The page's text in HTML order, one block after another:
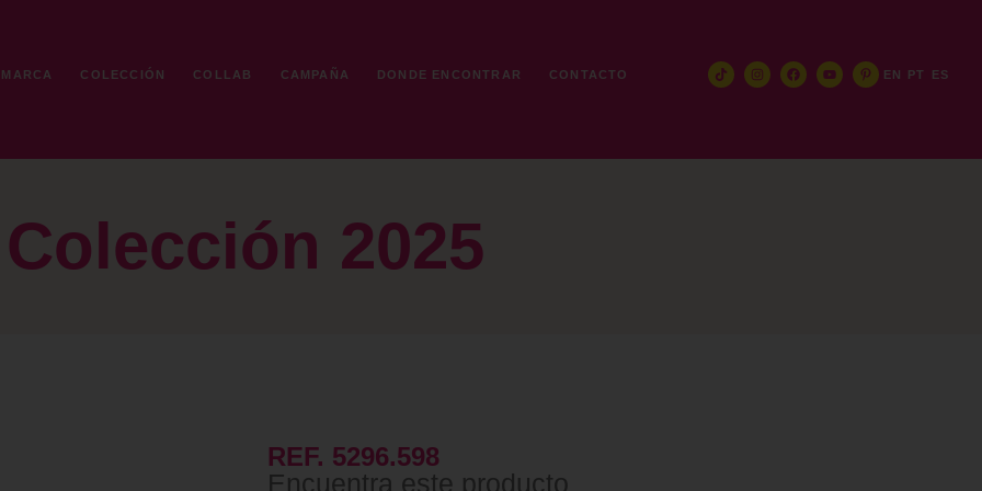
MARCA COLECCIÓN COLLAB CAMPAÑA DONDE ENCONTRAR CONTACTO EN PT ES
Colección 2025
REF. 5296.598
Encuentra este producto